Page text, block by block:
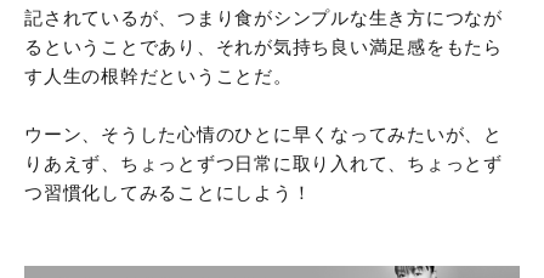
記されているが、つまり食がシンプルな生き方につなが
るということであり、それが気持ち良い満足感をもたら
す人生の根幹だということだ。
ウーン、そうした心情のひとに早くなってみたいが、と
りあえず、ちょっとずつ日常に取り入れて、ちょっとず
つ習慣化してみることにしよう！